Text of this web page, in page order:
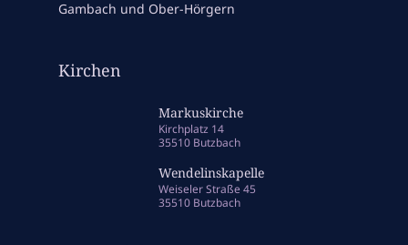
Gambach und Ober-Hörgern
Kirchen
Markuskirche
Kirchplatz 14
35510 Butzbach
Wendelinskapelle
Weiseler Straße 45
35510 Butzbach